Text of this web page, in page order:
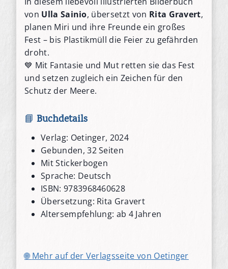
von Ulla Sainio, übersetzt von Rita Gravert,
planen Miri und ihre Freunde ein großes
Fest – bis Plastikmüll die Feier zu gefährden
droht.
💙 Mit Fantasie und Mut retten sie das Fest
und setzen zugleich ein Zeichen für den
Schutz der Meere.
📘 Buchdetails
Verlag: Oetinger, 2024
Gebunden, 32 Seiten
Mit Stickerbogen
Sprache: Deutsch
ISBN: 9783968460628
Übersetzung: Rita Gravert
Altersempfehlung: ab 4 Jahren
🌐Mehr auf der Verlagsseite von Oetinger